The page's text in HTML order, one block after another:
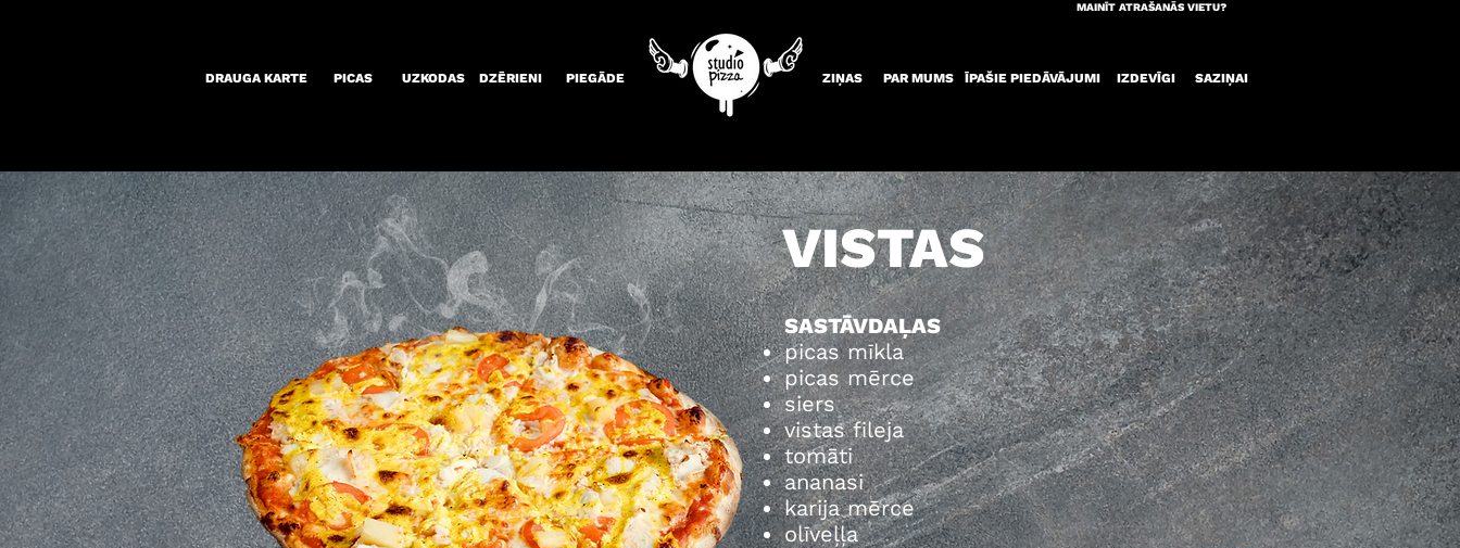
VISTAS
SASTĀVDAĻAS
picas mīkla
picas mērce
siers
vistas fileja
tomāti
ananasi
karija mērce
olīveļļa
DRAUGA KARTE PICAS UZKODAS DZĒRIENI PIEGĀDE
MAINĪT ATRAŠANĀS VIETU?
ZIŅAS PAR MUMS ĪPAŠIE PIEDĀVĀJUMI IZDEVĪGI SAZIŅAI